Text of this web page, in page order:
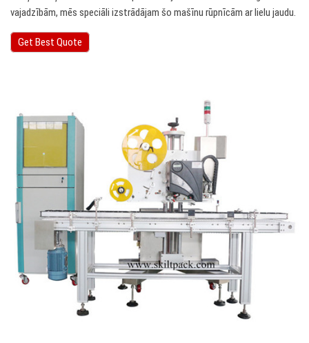
vajadzībām, mēs speciāli izstrādājam šo mašīnu rūpnīcām ar lielu jaudu.
Get Best Quote